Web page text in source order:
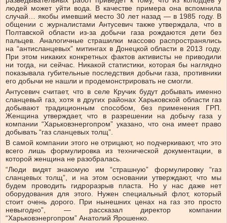
людей может уйти вода. В качестве примера она вспомнила
случай… якобы имевший место 30 лет назад — в 1985 году. В
общении с журналистами Антусевич также утверждала, что в
Полтавской области из-за добычи газа рождаются дети без
пальцев. Аналогичные страшилки массово распространялись
на “антисланцевых” митингах в Донецкой области в 2013 году.
При этом никаких конкретных фактов активисты не приводили
ни тогда, ни сейчас. Никакой статистики, которая бы наглядно
показывала губительные последствия добычи газа, противники
его добычи не нашли и продемонстрировать не смогли.
Антусевич считает, что в селе Кручик будут добывать именно
сланцевый газ, хотя в других районах Харьковской области газ
добывают традиционным способом, без применения ГРП.
Женщина утверждает, что в разрешении на добычу газа у
компании “Харьковэнергопром” указано, что она имеет право
добывать “газ сланцевых толщ”.
В самой компании этого не отрицают, но подчеркивают, что это
всего лишь формулировка из технической документации, в
которой женщина не разобралась.
“Люди видят знакомую им “страшную” формулировку “газ
сланцевых толщ”, и на этом основании утверждают, что мы
будем проводить гидроразрыв пласта. Но у нас даже нет
оборудования для этого. Нужен специальный флот, который
стоит очень дорого. При нынешних ценах на газ это просто
невыгодно”, — рассказал директор компании
“Харьковэнергопром” Анатолий Ярошенко.